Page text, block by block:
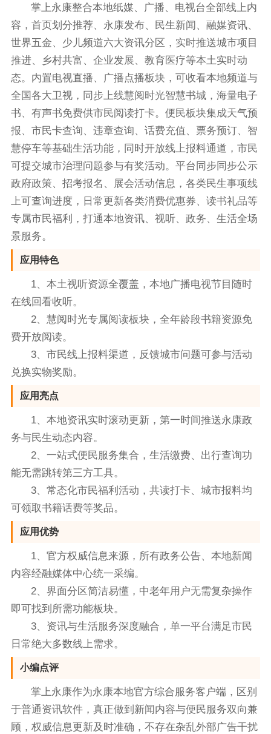
掌上永康整合本地纸媒、广播、电视台全部线上内
容，首页划分推荐、永康发布、民生新闻、融媒资讯、
世界五金、少儿频道六大资讯分区，实时推送城市项目
推进、乡村共富、企业发展、教育医疗等本土实时动
态。内置电视直播、广播点播板块，可收看本地频道与
全国各大卫视，同步上线慧阅时光智慧书城，海量电子
书、有声书免费供市民阅读打卡。便民板块集成天气预
报、市民卡查询、违章查询、话费充值、票务预订、智
慧停车等基础生活功能，同时开放线上报料通道，市民
可提交城市治理问题参与有奖活动。平台同步同步公示
政府政策、招考报名、展会活动信息，各类民生事项线
上可查询进度，日常更新各类消费优惠券、读书礼品等
专属市民福利，打通本地资讯、视听、政务、生活全场
景服务。
应用特色
1、本土视听资源全覆盖，本地广播电视节目随时
在线回看收听。
2、慧阅时光专属阅读板块，全年龄段书籍资源免
费开放阅读。
3、市民线上报料渠道，反馈城市问题可参与活动
兑换实物奖励。
应用亮点
1、本地资讯实时滚动更新，第一时间推送永康政
务与民生动态内容。
2、一站式便民服务集合，生活缴费、出行查询功
能无需跳转第三方工具。
3、常态化市民福利活动，共读打卡、城市报料均
可领取书籍话费等奖品。
应用优势
1、官方权威信息来源，所有政务公告、本地新闻
内容经融媒体中心统一采编。
2、界面分区简洁易懂，中老年用户无需复杂操作
即可找到所需功能板块。
3、资讯与生活服务深度融合，单一平台满足市民
日常绝大多数线上需求。
小编点评
掌上永康作为永康本地官方综合服务客户端，区别
于普通资讯软件，真正做到新闻内容与便民服务双向兼
顾，权威信息更新及时准确，不存在杂乱外部广告干扰